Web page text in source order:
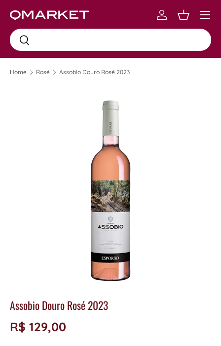
Skip to content
Busca
Busca
Log inCarrinho
Menu
Home Rosé Assobio Douro Rosé 2023
Assobio Douro Rosé 2023
R$ 129,00